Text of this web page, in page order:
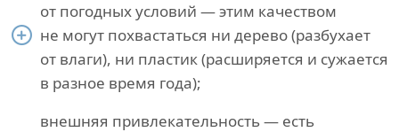
от погодных условий — этим качеством
не могут похвастаться ни дерево (разбухает
от влаги), ни пластик (расширяется и сужается
в разное время года);
внешняя привлекательность — есть